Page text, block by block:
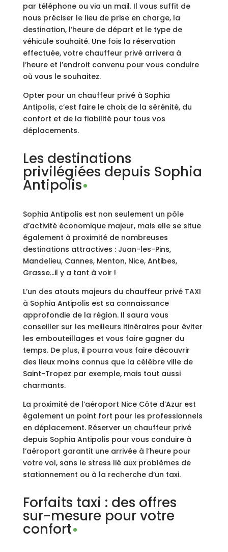
par téléphone ou via un mail. Il vous suffit de
nous préciser le lieu de prise en charge, la
destination, l’heure de départ et le type de
véhicule souhaité. Une fois la réservation
effectuée, votre chauffeur privé arrivera à
l’heure et l’endroit convenu pour vous conduire
où vous le souhaitez.
Opter pour un chauffeur privé à Sophia
Antipolis, c’est faire le choix de la sérénité, du
confort et de la fiabilité pour tous vos
déplacements.
Les destinations
privilégiées depuis Sophia
Antipolis
Sophia Antipolis est non seulement un pôle
d’activité économique majeur, mais elle se situe
également à proximité de nombreuses
destinations attractives : Juan-les-Pins,
Mandelieu, Cannes, Menton, Nice, Antibes,
Grasse…il y a tant à voir !
L’un des atouts majeurs du chauffeur privé TAXI
à Sophia Antipolis est sa connaissance
approfondie de la région. Il saura vous
conseiller sur les meilleurs itinéraires pour éviter
les embouteillages et vous faire gagner du
temps. De plus, il pourra vous faire découvrir
des lieux moins connus que la célèbre ville de
Saint-Tropez par exemple, mais tout aussi
charmants.
La proximité de l’aéroport Nice Côte d’Azur est
également un point fort pour les professionnels
en déplacement. Réserver un chauffeur privé
depuis Sophia Antipolis pour vous conduire à
l’aéroport garantit une arrivée à l’heure pour
votre vol, sans le stress lié aux problèmes de
stationnement ou à la recherche d’un taxi.
Forfaits taxi : des offres
sur-mesure pour votre
confort